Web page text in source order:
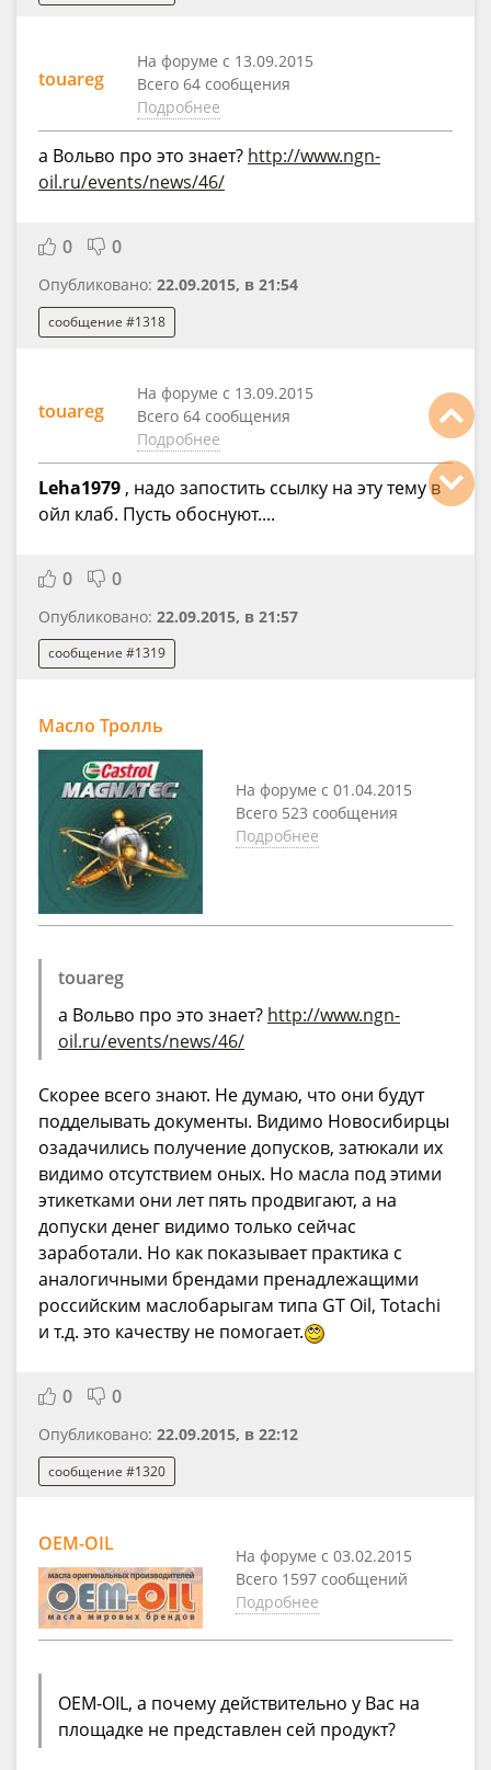
touareg
На форуме с 13.09.2015
Всего 64 сообщения
Подробнее
а Вольво про это знает? http://www.ngn-
oil.ru/events/news/46/
0 0
Опубликовано: 22.09.2015, в 21:54
сообщение #1318
touareg
На форуме с 13.09.2015
Всего 64 сообщения
Подробнее
Leha1979 , надо запостить ссылку на эту тему в
ойл клаб. Пусть обоснуют....
0 0
Опубликовано: 22.09.2015, в 21:57
сообщение #1319
Масло Тролль
На форуме с 01.04.2015
Всего 523 сообщения
Подробнее
touareg
а Вольво про это знает? http://www.ngn-
oil.ru/events/news/46/
Скорее всего знают. Не думаю, что они будут
подделывать документы. Видимо Новосибирцы
озадачились получение допусков, затюкали их
видимо отсутствием оных. Но масла под этими
этикетками они лет пять продвигают, а на
допуски денег видимо только сейчас
заработали. Но как показывает практика с
аналогичными брендами пренадлежащими
российским маслобарыгам типа GT Oil, Totachi
и т.д. это качеству не помогает.
0 0
Опубликовано: 22.09.2015, в 22:12
сообщение #1320
OEM-OIL
На форуме с 03.02.2015
Всего 1597 сообщений
Подробнее
OEM-OIL, а почему действительно у Вас на
площадке не представлен сей продукт?